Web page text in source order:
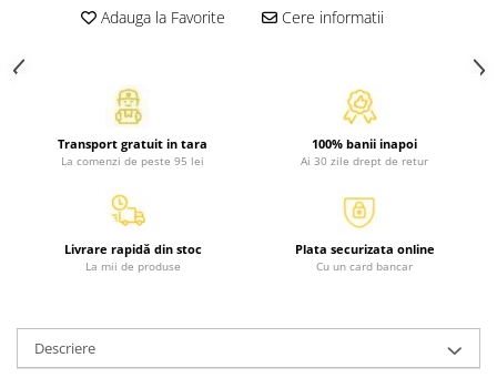
Povesti si povestiri
Dictionare si enciclopedii
Atlase, dictionare si enciclopedii
Dictionare de limba romana
Diete si fitness
Diete si alimentatie sanatoasa
Diverse
Diverse
Adauga la Favorite Cere informatii
Transport gratuit in tara
La comenzi de peste 95 lei
100% banii inapoi
Ai 30 zile drept de retur
Livrare rapidă din stoc
La mii de produse
Plata securizata online
Cu un card bancar
Descriere